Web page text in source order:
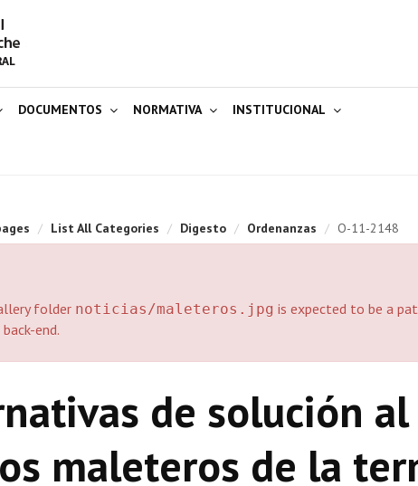
DOCUMENTOS NORMATIVA INSTITUCIONAL
/ List All Categories / Digesto / Ordenanzas / O-11-2148
folder noticias/maleteros.jpg is expected to be a
end.
de solución al
maleteros de la